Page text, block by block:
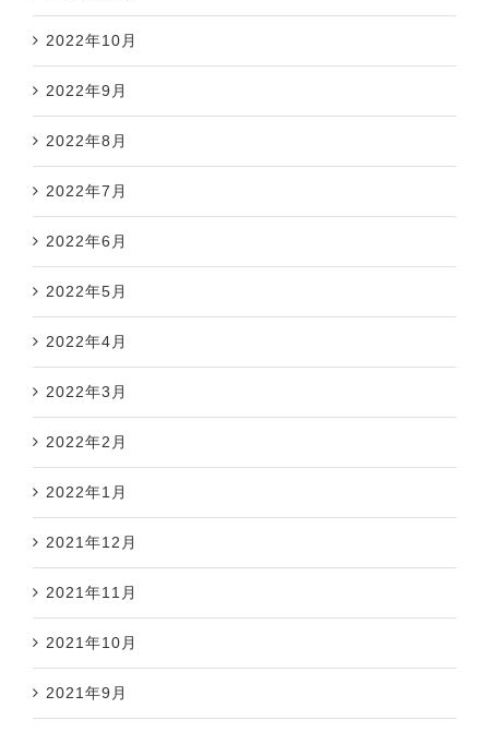
2022年10月
2022年9月
2022年8月
2022年7月
2022年6月
2022年5月
2022年4月
2022年3月
2022年2月
2022年1月
2021年12月
2021年11月
2021年10月
2021年9月